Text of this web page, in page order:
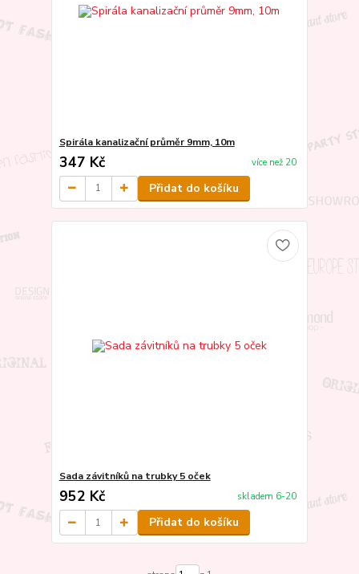
Spirála kanalizační průměr 9mm, 10m
347 Kč více než 20
Přidat do košíku
Sada závitníků na trubky 5 oček
952 Kč skladem 6-20
Přidat do košíku